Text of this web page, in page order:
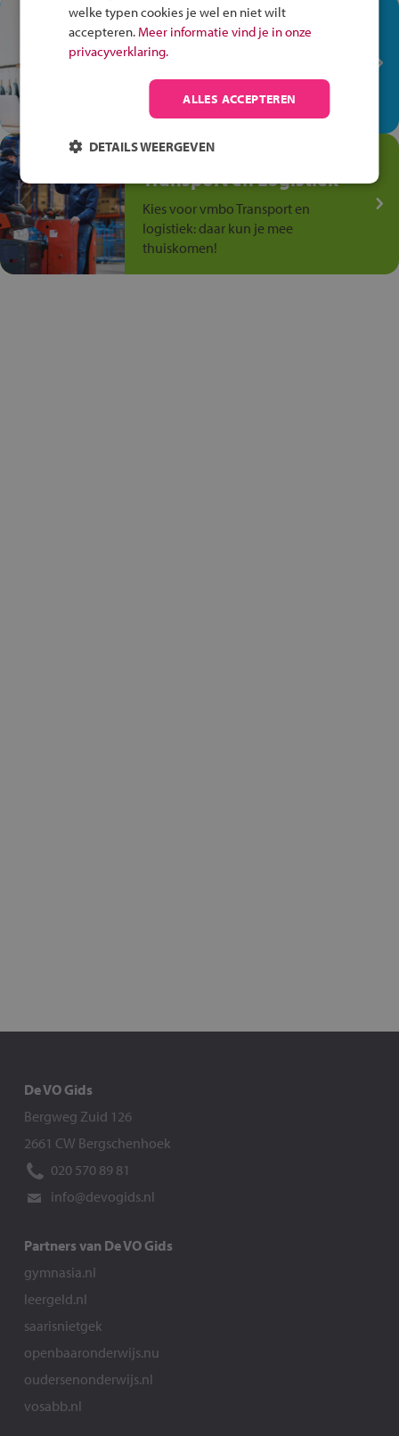
In de winkel ben je op je
plek!
op de winkelvloer, waar elke dag
anders is!
Jouw talent in de
Transport en Logistiek
Kies voor vmbo Transport en
logistiek: daar kun je mee
thuiskomen!
De VO Gids
Bergweg Zuid 126
2661 CW Bergschenhoek
020 570 89 81
info@devogids.nl
Partners van De VO Gids
gymnasia.nl
leergeld.nl
saarisnietgek
openbaaronderwijs.nu
oudersenonderwijs.nl
vosabb.nl
welke typen cookies je wel en niet wilt
accepteren. Meer informatie vind je in onze
privacyverklaring.
ALLES ACCEPTEREN
DETAILS WEERGEVEN